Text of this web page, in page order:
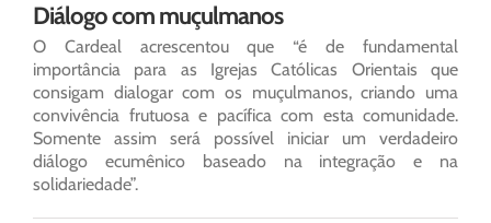
Diálogo com muçulmanos
O Cardeal acrescentou que “é de fundamental
importância para as Igrejas Católicas Orientais que
consigam dialogar com os muçulmanos, criando uma
convivência frutuosa e pacífica com esta comunidade.
Somente assim será possível iniciar um verdadeiro
diálogo ecumênico baseado na integração e na
solidariedade”.